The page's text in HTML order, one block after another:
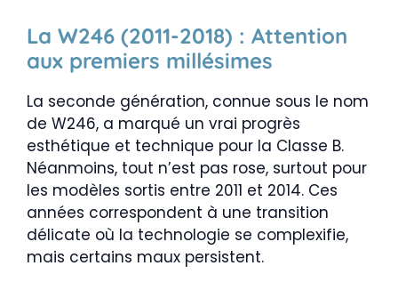
La W246 (2011-2018) : Attention
aux premiers millésimes
La seconde génération, connue sous le nom
de W246, a marqué un vrai progrès
esthétique et technique pour la Classe B.
Néanmoins, tout n’est pas rose, surtout pour
les modèles sortis entre 2011 et 2014. Ces
années correspondent à une transition
délicate où la technologie se complexifie,
mais certains maux persistent.